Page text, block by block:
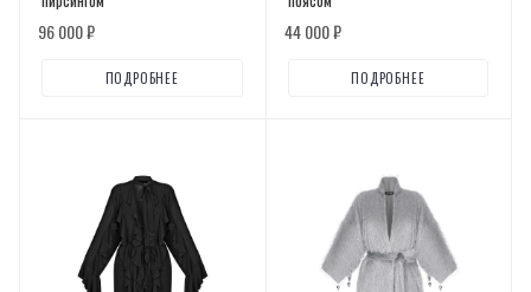
96 000 ₽
ПОДРОБНЕЕ
44 000 ₽
ПОДРОБНЕЕ